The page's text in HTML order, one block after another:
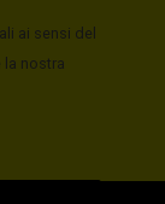
ai sensi del
la nostra